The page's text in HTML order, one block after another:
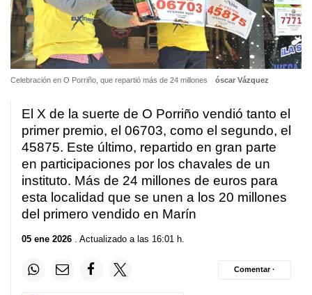
Celebración en O Porriño, que repartió más de 24 millones óscar Vázquez
El X de la suerte de O Porriño vendió tanto el
primer premio, el 06703, como el segundo, el
45875. Este último, repartido en gran parte
en participaciones por los chavales de un
instituto. Más de 24 millones de euros para
esta localidad que se unen a los 20 millones
del primero vendido en Marín
05 ene 2026 . Actualizado a las 16:01 h.
Comentar ·